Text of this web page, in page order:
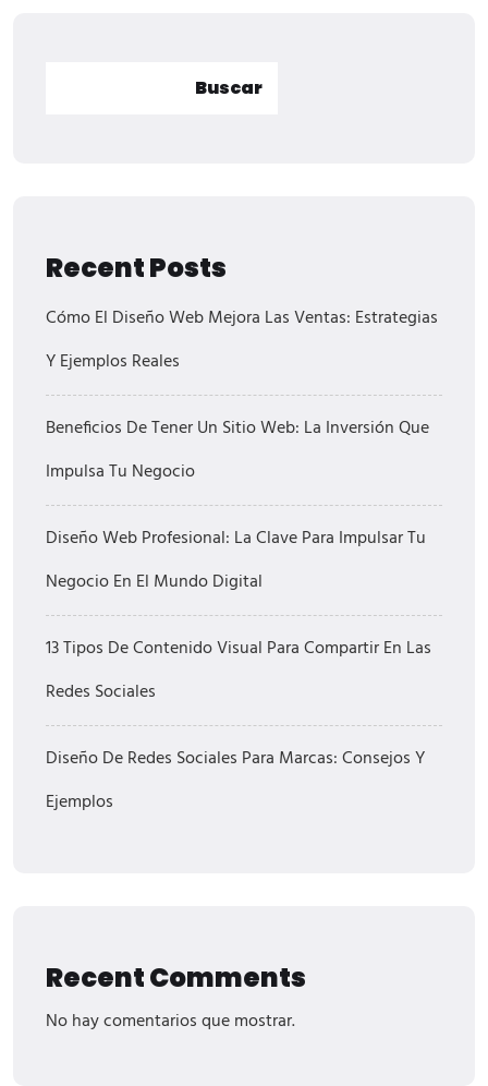
Buscar
Recent Posts
Cómo El Diseño Web Mejora Las Ventas: Estrategias
Y Ejemplos Reales
Beneficios De Tener Un Sitio Web: La Inversión Que
Impulsa Tu Negocio
Diseño Web Profesional: La Clave Para Impulsar Tu
Negocio En El Mundo Digital
13 Tipos De Contenido Visual Para Compartir En Las
Redes Sociales
Diseño De Redes Sociales Para Marcas: Consejos Y
Ejemplos
Recent Comments
No hay comentarios que mostrar.